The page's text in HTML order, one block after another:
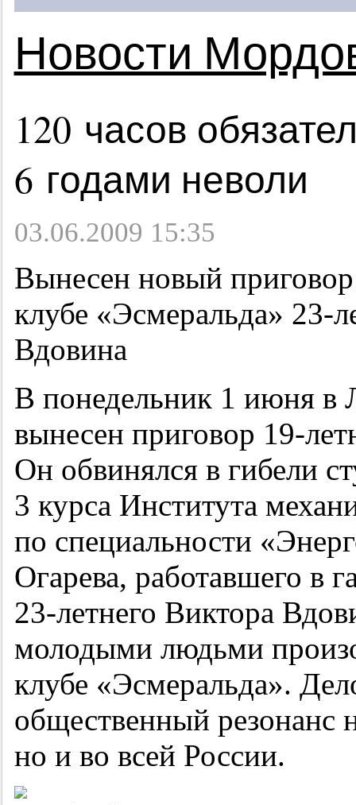
Новости
120 часов
6 годами неволи
03.06.2009 15:35
Вынесен новый
клубе «Эсмеральда» 23-
Вдовина
В понедельник 1 июня в
вынесен приговор 19-
Он обвинялся в гибели
3 курса Института
по специальности
Огарева, работавшего в
23-летнего Виктора
молодыми людьми
клубе «Эсмеральда».
общественный резонанс
но и во всей России.